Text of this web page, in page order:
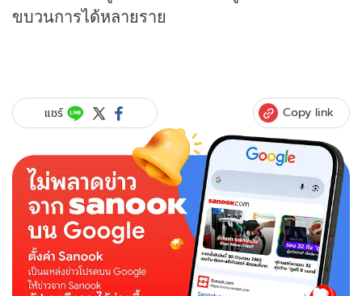
ขบวนการได้หลายราย
แชร์ Copy link